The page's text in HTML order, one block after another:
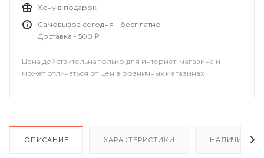
Хочу в подарок
Самовывоз сегодня - бесплатно
Доставка - 500 ₽
Цена действительна только для интернет-магазина и
может отличаться от цен в розничных магазинах
ОПИСАНИЕ ХАРАКТЕРИСТИКИ НАЛИЧИЕ В